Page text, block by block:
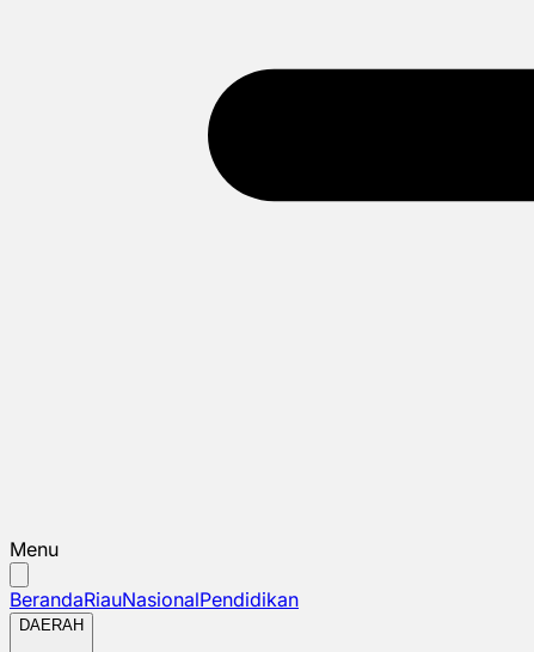
Menu
BerandaRiauNasionalPendidikan
DAERAH